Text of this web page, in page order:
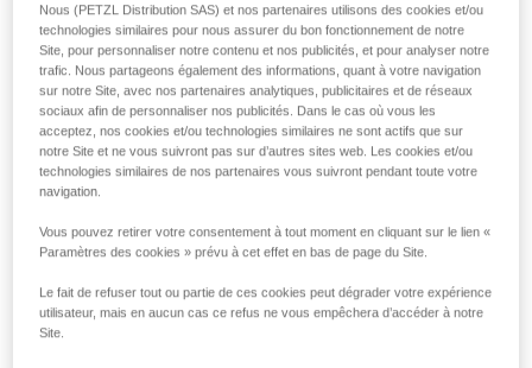
métallique et textile, lui assurent une grande polyvalence. Il
permet un rangement ergonomique des connecteurs MGO
et est doté de témoins de chute. Il est certifié selon les
normes nord-américaines, européennes et russes.
Nous (PETZL Distribution SAS) et nos partenaires utilisons des cookies et/ou
technologies similaires pour nous assurer du bon fonctionnement de notre
Site, pour personnaliser notre contenu et nos publicités, et pour analyser notre
trafic. Nous partageons également des informations, quant à votre navigation
sur notre Site, avec nos partenaires analytiques, publicitaires et de réseaux
sociaux afin de personnaliser nos publicités. Dans le cas où vous les
acceptez, nos cookies et/ou technologies similaires ne sont actifs que sur
notre Site et ne vous suivront pas sur d’autres sites web. Les cookies et/ou
technologies similaires de nos partenaires vous suivront pendant toute votre
navigation.
Vous pouvez retirer votre consentement à tout moment en cliquant sur le lien «
Paramètres des cookies » prévu à cet effet en bas de page du Site.
Le fait de refuser tout ou partie de ces cookies peut dégrader votre expérience
utilisateur, mais en aucun cas ce refus ne vous empêchera d’accéder à notre
Site.